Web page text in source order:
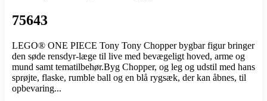
75643
LEGO® ONE PIECE Tony Tony Chopper bygbar figur bringer
den søde rensdyr-læge til live med bevægeligt hoved, arme og
mund samt tematilbehør.Byg Chopper, og leg og udstil med hans
sprøjte, flaske, rumble ball og en blå rygsæk, der kan åbnes, til
opbevaring...